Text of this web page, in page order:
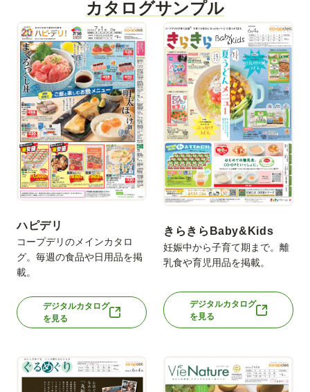
カタログサンプル
ハピデリ
コープデリのメインカタロ
グ。毎週の食品や日用品を掲
載。
デジタルカタログ
を見る
きらきらBaby&Kids
妊娠中から子育て期まで。離
乳食や育児用品を掲載。
デジタルカタログ
を見る